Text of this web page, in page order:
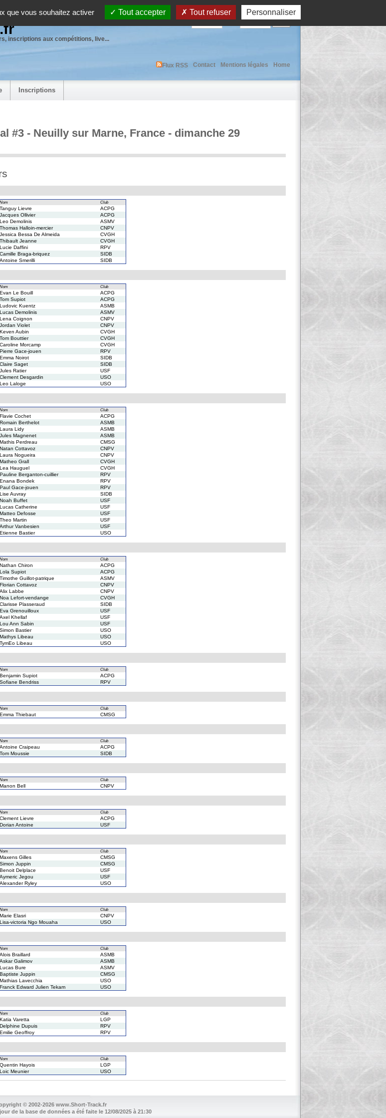
que vous souhaitez activer Tout accepter Tout refuser Personnaliser
inscriptions aux compétitions, live...
Home
Mentions légales
Contact
Flux RSS
Inscriptions
#3 - Neuilly sur Marne, France - dimanche 29
Nom Club
Tanguy Lievre
ACPG
Jacques Ollivier
ACPG
Leo Demolinis
ASMV
Thomas Halloin-mercier
CNPV
Jessica Bessa De Almeida
CVGH
Thibault Jeanne
CVGH
Lucie Daffini
RPV
Camille Braga-briquez
SIDB
Antoine Smerilli SIDB
Nom Club
Evan Le Bouill
ACPG
Tom Supiot
ACPG
Ludovic Kuentz
ASMB
Lucas Demolinis
ASMV
Lena Coignon
CNPV
Jordan Violet
CNPV
Keven Aubin
CVGH
Tom Bouttier
CVGH
Caroline Morcamp
CVGH
Pierre Gace-jouen
RPV
Emma Noirot
SIDB
Claire Saget
SIDB
Jules Ratier
USF
Clement Desgardin
USO
Leo Laloge USO
Nom Club
Flavie Cochet
ACPG
Romain Berthelot
ASMB
Laura Lidy
ASMB
Jules Magnenet
ASMB
Mathis Perdreau
CMSG
Natan Cottavoz
CNPV
Laura Nogueira
CNPV
Matheo Grall
CVGH
Lea Hauguel
CVGH
Pauline Berganton-cuillier
RPV
Enana Bondek
RPV
Paul Gace-jouen
RPV
Lise Auvray
SIDB
Noah Buffet
USF
Lucas Catherine
USF
Matteo Defosse
USF
Theo Martin
USF
Arthur Vanbesien
USF
Etienne Bastier USO
Nom Club
Nathan Chiron
ACPG
Lola Supiot
ACPG
Timothe Guillot-patrique
ASMV
Florian Cottavoz
CNPV
Alix Labbe
CNPV
Noa Lefort-vendange
CVGH
Clarisse Plasseraud
SIDB
Eva Grenouilloux
USF
Axel Khellaf
USF
Lou Ann Sabin
USF
Simon Bastier
USO
Mathys Libeau
USO
TymEo Libeau USO
Nom Club
Benjamin Supiot
ACPG
Sofiane Bendriss RPV
Nom Club
Emma Thiebaut CMSG
Nom Club
Antoine Craipeau
ACPG
Tom Moussie SIDB
Nom Club
Manon Bell CNPV
Nom Club
Clement Lievre
ACPG
Dorian Antoine USF
Nom Club
Maxens Gilles
CMSG
Simon Juppin
CMSG
Benoit Delplace
USF
Aymeric Jegou
USF
Alexander Ryley USO
Nom Club
Marie Elasri
CNPV
Lisa-victoria Ngo Mouaha USO
Nom Club
Alois Braillard
ASMB
Askar Galimov
ASMB
Lucas Bure
ASMV
Baptiste Juppin
CMSG
Mathias Lavecchia
USO
Franck Edward Julien Tekam USO
Nom Club
Katia Varetta
LGP
Delphine Dupuis
RPV
Emilie Geoffroy RPV
Nom Club
Quentin Hayois
LGP
Loic Meunier USO
© 2002-2026 www.Short-Track.fr
de la base de données a été faite le 12/08/2025 à 21:30